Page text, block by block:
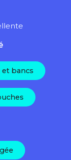
et bancs